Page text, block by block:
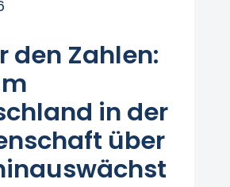
den Zahlen:
in der
über